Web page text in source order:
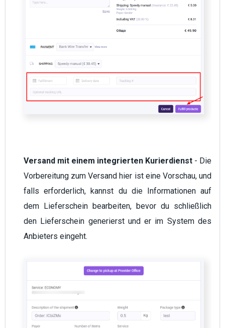
Versand mit einem integrierten Kurierdienst - Die
Vorbereitung zum Versand hier ist eine Vorschau, und
falls erforderlich, kannst du die Informationen auf
dem Lieferschein bearbeiten, bevor du schließlich
den Lieferschein generierst und er im System des
Anbieters eingeht.